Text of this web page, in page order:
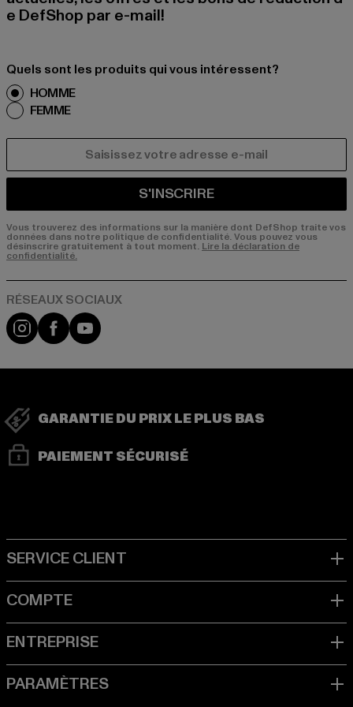
e DefShop par e-mail!
Quels sont les produits qui vous intéressent?
HOMME
FEMME
S'INSCRIRE
Vous trouverez des informations sur la manière dont DefShop traite vos
données dans notre politique de confidentialité. Vous pouvez vous
désinscrire gratuitement à tout moment. Lire la déclaration de
confidentialité.
Visit our Instagram page:
Visit our Facebook page:
Visit our YouTube channel:
GARANTIE DU PRIX LE PLUS BAS
PAIEMENT SÉCURISÉ